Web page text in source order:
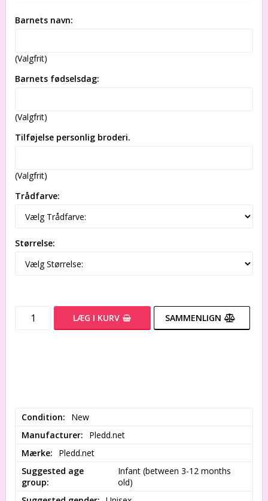
Barnets navn:
(Valgfrit)
Barnets fødselsdag:
(Valgfrit)
Tilføjelse personlig broderi.
(Valgfrit)
Trådfarve:
Størrelse:
LÆG I KURV SAMMENLIGN
Condition
New
Manufacturer
Pledd.net
Mærke
Pledd.net
Suggested age
group
Infant (between 3-12 months
old)